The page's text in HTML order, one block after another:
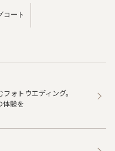
コート
ォトウエディング。
体験を